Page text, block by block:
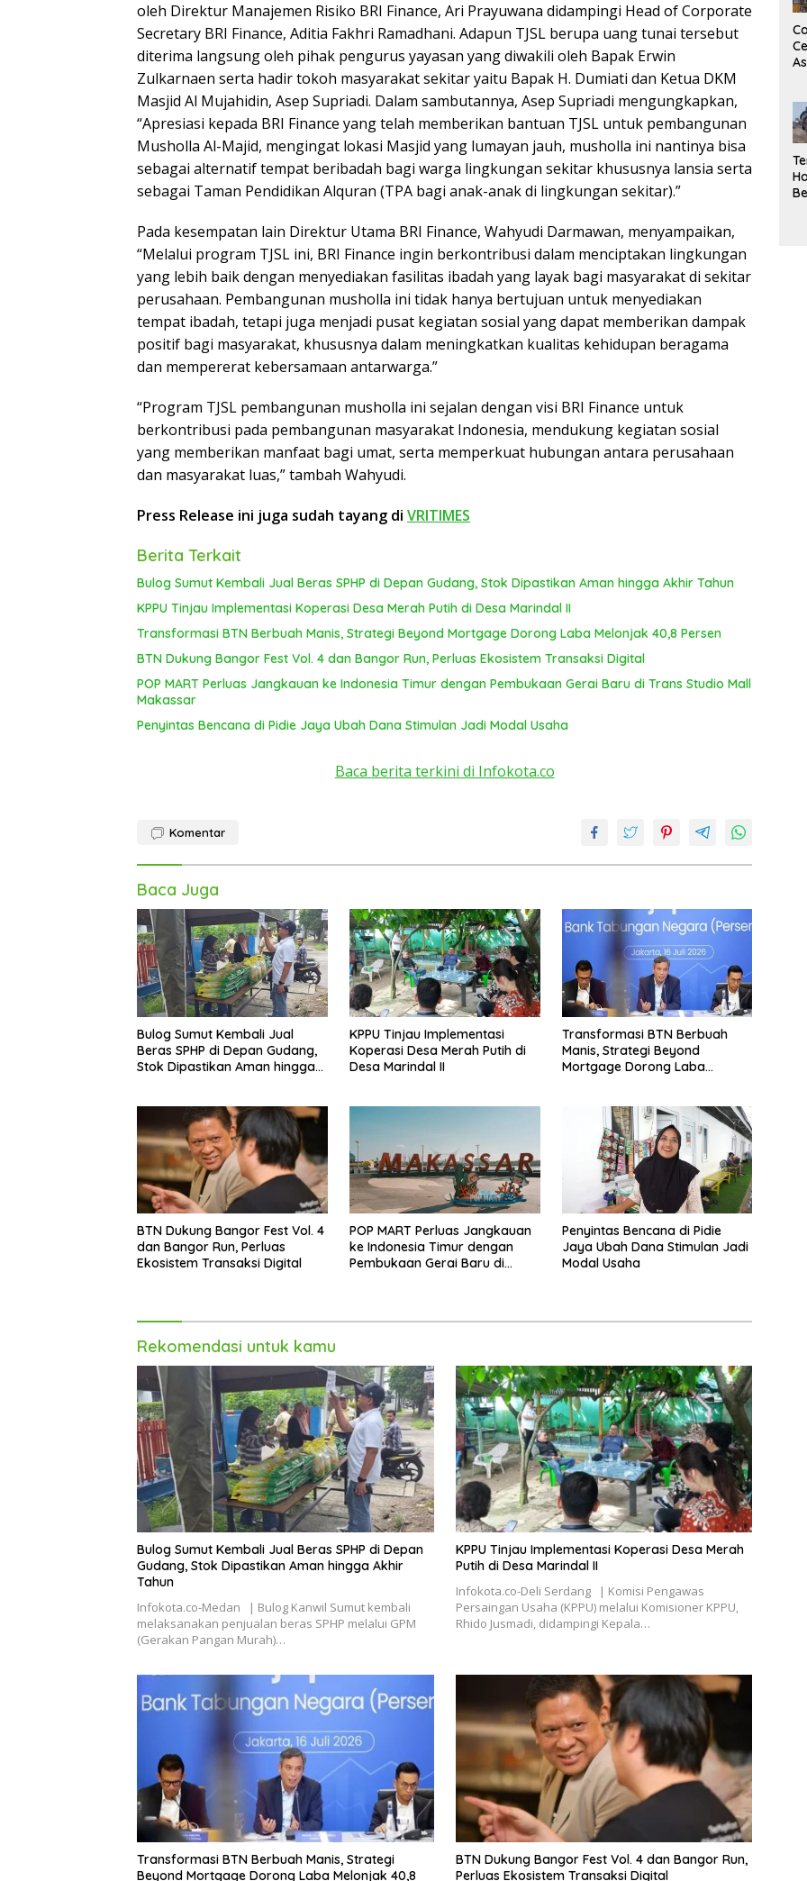
oleh Direktur Manajemen Risiko BRI Finance, Ari Prayuwana didampingi Head of Corporate
Secretary BRI Finance, Aditia Fakhri Ramadhani. Adapun TJSL berupa uang tunai tersebut
diterima langsung oleh pihak pengurus yayasan yang diwakili oleh Bapak Erwin
Zulkarnaen serta hadir tokoh masyarakat sekitar yaitu Bapak H. Dumiati dan Ketua DKM
Masjid Al Mujahidin, Asep Supriadi. Dalam sambutannya, Asep Supriadi mengungkapkan,
“Apresiasi kepada BRI Finance yang telah memberikan bantuan TJSL untuk pembangunan
Musholla Al-Majid, mengingat lokasi Masjid yang lumayan jauh, musholla ini nantinya bisa
sebagai alternatif tempat beribadah bagi warga lingkungan sekitar khususnya lansia serta
sebagai Taman Pendidikan Alquran (TPA bagi anak-anak di lingkungan sekitar).”
Pada kesempatan lain Direktur Utama BRI Finance, Wahyudi Darmawan, menyampaikan,
“Melalui program TJSL ini, BRI Finance ingin berkontribusi dalam menciptakan lingkungan
yang lebih baik dengan menyediakan fasilitas ibadah yang layak bagi masyarakat di sekitar
perusahaan. Pembangunan musholla ini tidak hanya bertujuan untuk menyediakan
tempat ibadah, tetapi juga menjadi pusat kegiatan sosial yang dapat memberikan dampak
positif bagi masyarakat, khususnya dalam meningkatkan kualitas kehidupan beragama
dan mempererat kebersamaan antarwarga.”
“Program TJSL pembangunan musholla ini sejalan dengan visi BRI Finance untuk
berkontribusi pada pembangunan masyarakat Indonesia, mendukung kegiatan sosial
yang memberikan manfaat bagi umat, serta memperkuat hubungan antara perusahaan
dan masyarakat luas,” tambah Wahyudi.
Press Release ini juga sudah tayang di VRITIMES
Berita Terkait
Bulog Sumut Kembali Jual Beras SPHP di Depan Gudang, Stok Dipastikan Aman hingga Akhir Tahun
KPPU Tinjau Implementasi Koperasi Desa Merah Putih di Desa Marindal II
Transformasi BTN Berbuah Manis, Strategi Beyond Mortgage Dorong Laba Melonjak 40,8 Persen
BTN Dukung Bangor Fest Vol. 4 dan Bangor Run, Perluas Ekosistem Transaksi Digital
POP MART Perluas Jangkauan ke Indonesia Timur dengan Pembukaan Gerai Baru di Trans Studio Mall
Makassar
Penyintas Bencana di Pidie Jaya Ubah Dana Stimulan Jadi Modal Usaha
Baca berita terkini di Infokota.co
Komentar
Baca Juga
Bulog Sumut Kembali Jual
Beras SPHP di Depan Gudang,
Stok Dipastikan Aman hingga
KPPU Tinjau Implementasi
Koperasi Desa Merah Putih di
Desa Marindal II
Transformasi BTN Berbuah
Manis, Strategi Beyond
Mortgage Dorong Laba
BTN Dukung Bangor Fest Vol. 4
dan Bangor Run, Perluas
Ekosistem Transaksi Digital
POP MART Perluas Jangkauan
ke Indonesia Timur dengan
Pembukaan Gerai Baru di
Penyintas Bencana di Pidie
Jaya Ubah Dana Stimulan Jadi
Modal Usaha
Rekomendasi untuk kamu
Bulog Sumut Kembali Jual Beras SPHP di Depan
Gudang, Stok Dipastikan Aman hingga Akhir
Tahun
Infokota.co-Medan | Bulog Kanwil Sumut kembali
melaksanakan penjualan beras SPHP melalui GPM
(Gerakan Pangan Murah)…
KPPU Tinjau Implementasi Koperasi Desa Merah
Putih di Desa Marindal II
Infokota.co-Deli Serdang | Komisi Pengawas
Persaingan Usaha (KPPU) melalui Komisioner KPPU,
Rhido Jusmadi, didampingi Kepala…
Transformasi BTN Berbuah Manis, Strategi
Beyond Mortgage Dorong Laba Melonjak 40,8
BTN Dukung Bangor Fest Vol. 4 dan Bangor Run,
Perluas Ekosistem Transaksi Digital